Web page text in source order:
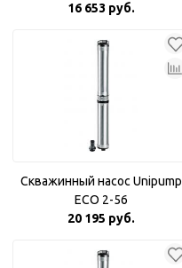
16 653 руб.
Скважинный насос Unipump
ECO 2-56
20 195 руб.